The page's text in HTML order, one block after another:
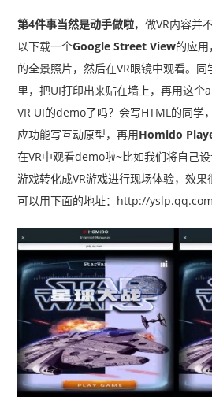
第4件事当然是动手做啦，做VR内容并
以下载一个Google Street View的应
的全景照片，然后在VR眼镜中观看。
里，把UI打印出来贴在墙上，再用这个
VR UI的demo了吗？会写HTML的同学
应功能写互动原型，再用Homido
在VR中观看demo啦~比如我们将自己
游戏转化成VR游戏进行现场体验，效
可以用下面的地址：http://